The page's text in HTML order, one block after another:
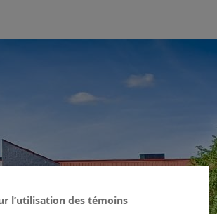
l’utilisation des témoins